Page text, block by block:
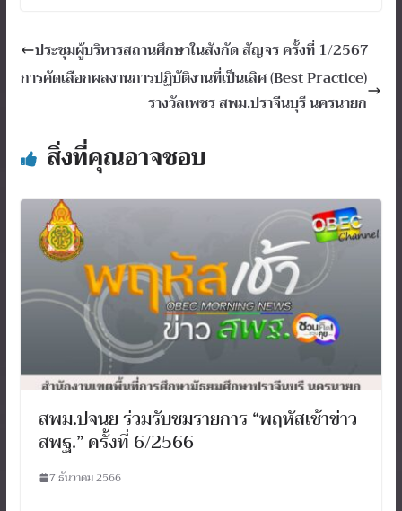
ประชุมผู้บริหารสถานศึกษาในสังกัด สัญจร ครั้งที่ 1/2567
การคัดเลือกผลงานการปฏิบัติงานที่เป็นเลิศ (Best Practice)
รางวัลเพชร สพม.ปราจีนบุรี นครนายก
สิ่งที่คุณอาจชอบ
สพม.ปจนย ร่วมรับชมรายการ “พฤหัสเช้าข่าว
สพฐ.” ครั้งที่ 6/2566
7 ธันวาคม 2566